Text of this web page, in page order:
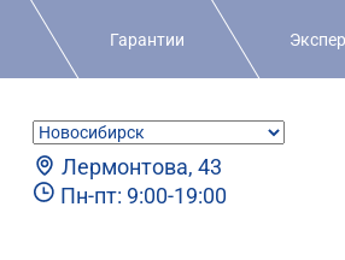
Гарантии
Лермонтова, 43
Пн-пт: 9:00-19:00